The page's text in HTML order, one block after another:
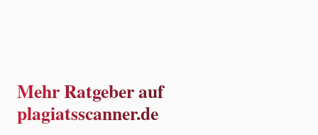
Mehr Ratgeber auf
plagiatsscanner.de